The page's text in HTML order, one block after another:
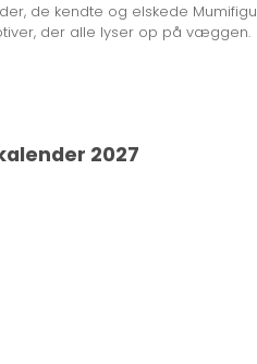
de kendte og elskede
der alle lyser op på væggen.
2027